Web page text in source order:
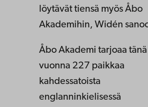
löytävät tiensä myös Åbo
Akademihin, Widén
Åbo Akademi tarjoaa tänä
vuonna 227 paikkaa
kahdessatoista
englanninkielisessä